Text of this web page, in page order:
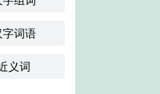
词语
义词